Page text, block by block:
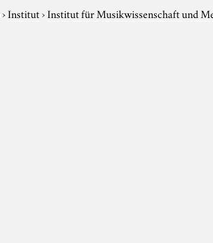
›Institut›Institut für Musikwissenschaft und